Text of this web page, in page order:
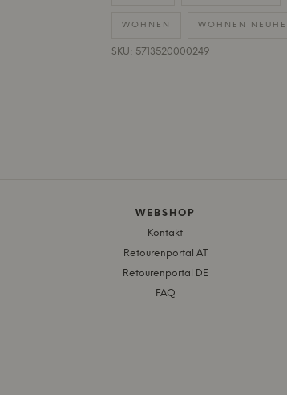
WOHNEN WOHNEN
SKU: 5713520000249
WEBSHOP
Kontakt
Retourenportal AT
Retourenportal DE
FAQ